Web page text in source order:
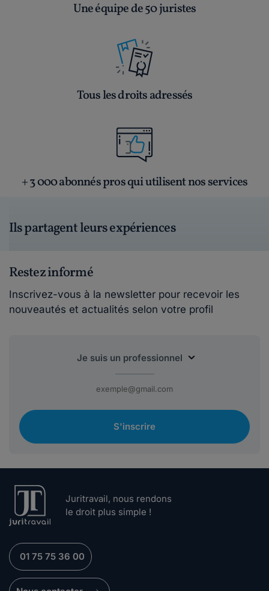
Une équipe de 50 juristes
Tous les droits adressés
+ 3 000 abonnés pros qui utilisent nos services
Ils partagent leurs expériences
Restez informé
Inscrivez-vous à la newsletter pour recevoir les
nouveautés et actualités selon votre profil
S'inscrire
Juritravail, nous rendons
le droit plus simple !
01 75 75 36 00